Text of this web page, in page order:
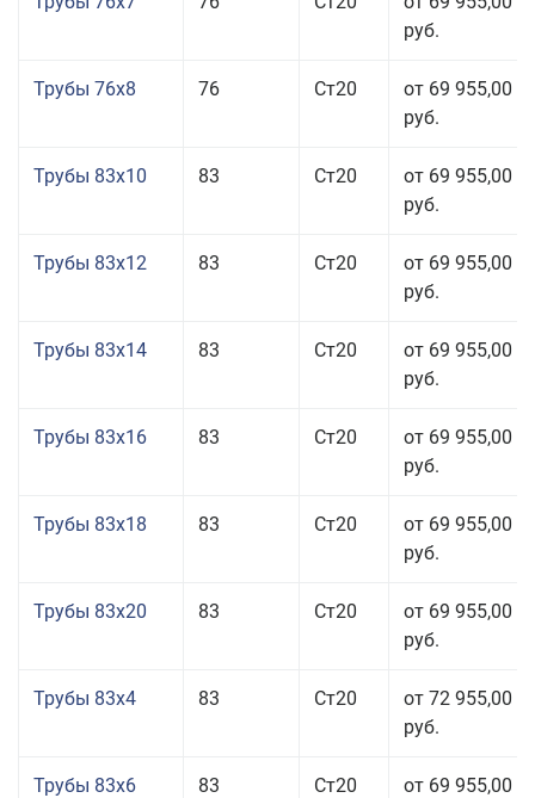
руб.
Трубы 76x8 76 Ст20
от 69 955,00
руб.
Трубы 83x10 83 Ст20
от 69 955,00
руб.
Трубы 83x12 83 Ст20
от 69 955,00
руб.
Трубы 83x14 83 Ст20
от 69 955,00
руб.
Трубы 83x16 83 Ст20
от 69 955,00
руб.
Трубы 83x18 83 Ст20
от 69 955,00
руб.
Трубы 83x20 83 Ст20
от 69 955,00
руб.
Трубы 83x4 83 Ст20
от 72 955,00
руб.
Трубы 83x6 83 Ст20
от 69 955,00